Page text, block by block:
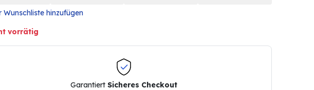
Wunschliste hinzufügen
vorrätig
GarantiertSicheres Checkout